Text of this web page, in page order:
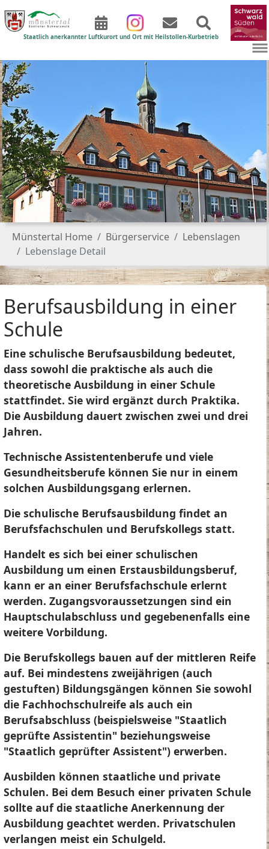
Staatlich anerkannter Luftkurort und Ort mit Heilstollen-Kurbetrieb
Sie sind hier:
Münstertal Home Bürgerservice
Lebenslagen
Lebenslage Detail
Berufsausbildung in einer
Schule
Eine schulische Berufsausbildung bedeutet,
dass sowohl die praktische als auch die
theoretische Ausbildung in einer Schule
stattfindet. Sie wird ergänzt durch Praktika.
Die Ausbildung dauert zwischen zwei und drei
Jahren.
Technische Assistentenberufe und viele
Gesundheitsberufe können Sie nur in einem
solchen Ausbildungsgang erlernen.
Die schulische Berufsausbildung findet an
Berufsfachschulen und Berufskollegs statt.
Handelt es sich bei einer schulischen
Ausbildung um einen Erstausbildungsberuf,
kann er an einer Berufsfachschule erlernt
werden. Zugangsvoraussetzungen sind ein
Hauptschulabschluss und gegebenenfalls eine
weitere Vorbildung.
Die Berufskollegs bauen auf der mittleren Reife
auf. Bei mindestens zweijährigen (auch
gestuften) Bildungsgängen können Sie sowohl
die Fachhochschulreife als auch ein
Berufsabschluss (beispielsweise "Staatlich
geprüfte Assistentin" beziehungsweise
"Staatlich geprüfter Assistent") erwerben.
Ausbilden können staatliche und private
Schulen. Bei dem Besuch einer privaten Schule
sollte auf die staatliche Anerkennung der
Ausbildung geachtet werden. Privatschulen
verlangen meist ein Schulgeld.